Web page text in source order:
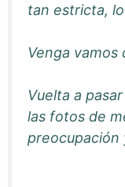
tan estricta,
Venga vamos
Vuelta a
las fotos de
preocupación